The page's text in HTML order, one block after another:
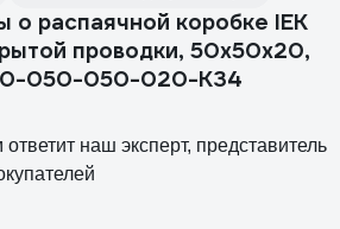
о распаячной коробке IEK
проводки, 50x50x20,
050-050-020-K34
наш эксперт, представитель